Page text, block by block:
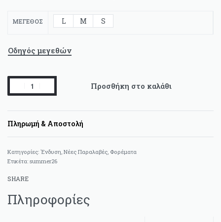
ΜΈΓΕΘΟΣ L M S
Οδηγός μεγεθών
Προσθήκη στο καλάθι
Πληρωμή & Αποστολή
Κατηγορίες: Ένδυση Νέες Παραλαβές Φορέματα
Ετικέτα: summer26
SHARE
Πληροφορίες